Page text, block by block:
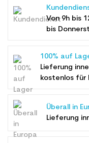
Von 9h bis
bis
100% auf
Lieferung
kostenlos für
Überall in
Lieferung